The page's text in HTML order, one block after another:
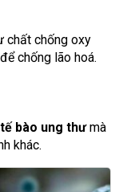
chất chống oxy
chống lão hoá.
bào ung thưmà
khác.